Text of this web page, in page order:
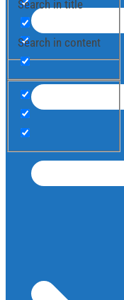
Search in title
Search in content